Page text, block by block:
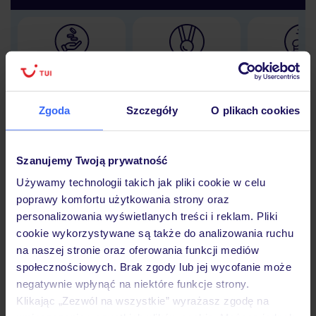
Zgoda Szczegóły O plikach cookies
Szanujemy Twoją prywatność
Używamy technologii takich jak pliki cookie w celu
poprawy komfortu użytkowania strony oraz
personalizowania wyświetlanych treści i reklam. Pliki
cookie wykorzystywane są także do analizowania ruchu
na naszej stronie oraz oferowania funkcji mediów
społecznościowych. Brak zgody lub jej wycofanie może
negatywnie wpłynąć na niektóre funkcje strony.
Klikając „Zezwól na wszystkie” wyrażasz zgodę na
Lider niskich cen 30 lat w
Hotel
Opinie
Pokoje